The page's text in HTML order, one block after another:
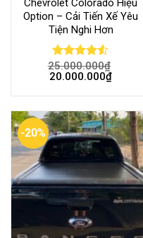
Chevrolet Colorado Hiệu
Option – Cải Tiến Xế Yêu
Tiện Nghi Hơn
Rated
4.50out
25.000.000₫
20.000.000₫
-20%